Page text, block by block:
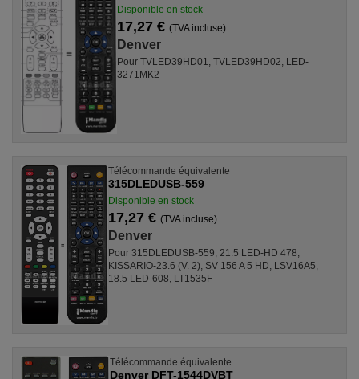
Disponible en stock
17,27 € (TVA incluse)
Denver
Pour TVLED39HD01, TVLED39HD02, LED-
3271MK2
Télécommande équivalente
315DLEDUSB-559
Disponible en stock
17,27 € (TVA incluse)
Denver
Pour 315DLEDUSB-559, 21.5 LED-HD 478,
KISSARIO-23.6 (V. 2), SV 156 A 5 HD, LSV16A5,
18.5 LED-608, LT1535F
Télécommande équivalente
Denver DFT-1544DVBT